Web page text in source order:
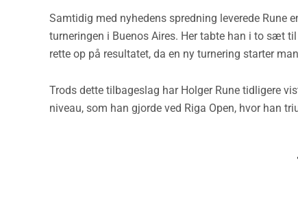
Samtidig med nyhedens spredning leverede
turneringen i Buenos Aires. Her tabte han i to sæt
rette op på resultatet, da en ny turnering starter
Trods dette tilbageslag har Holger Rune tidligere
niveau, som han gjorde ved Riga Open, hvor han